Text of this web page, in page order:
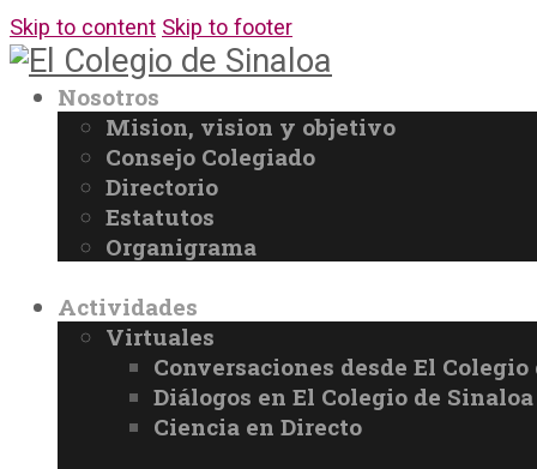
Skip to content Skip to footer
Nosotros
Mision, vision y objetivo
Consejo Colegiado
Directorio
Estatutos
Organigrama
Actividades
Virtuales
Conversaciones desde El
Diálogos en El Colegio de Sinaloa
Ciencia en Directo